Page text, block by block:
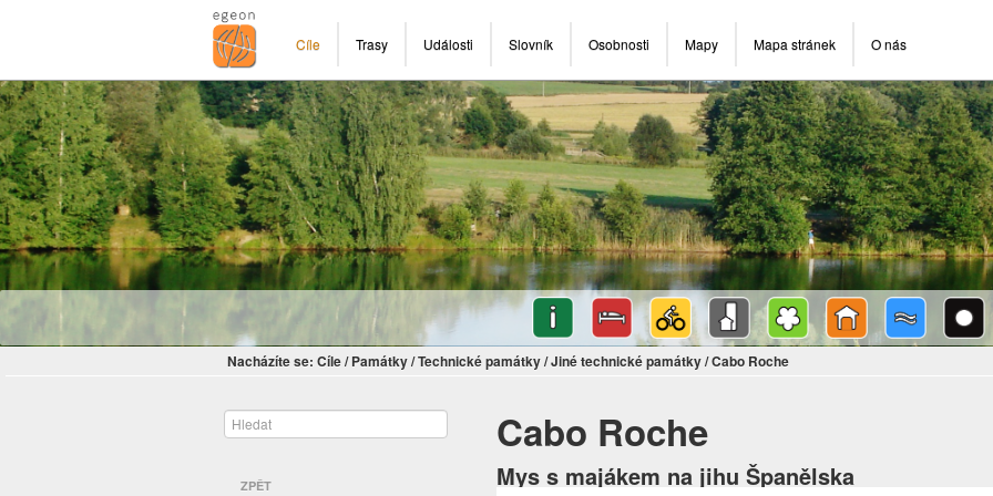
Cíle Trasy Události Slovník Osobnosti Mapy Mapa stránek O nás
Nacházíte se: Cíle/ Památky/Technické památky/Jiné technické památky/Cabo Roche
ZPĚT
Cabo Roche
Mys s majákem na jihu Španělska